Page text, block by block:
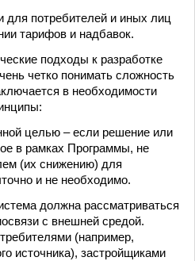
для потребителей и иных лиц
тарифов и надбавок.
подходы к разработке
четко понимать сложность
в необходимости
целью – если решение или
в рамках Программы, не
(их снижению) для
и не необходимо.
должна рассматриваться
с внешней средой.
(например,
источника), застройщиками